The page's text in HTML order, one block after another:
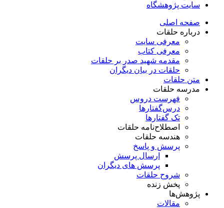
سایت پژوهشگاه
صفحه اصلی
درباره حلقات
معرفی سایت
معرفی کتاب
مقدمه شهید صدر بر حلقات
حلقات در بیان دیگران
متن حلقات
مدرسه حلقات
فهرست دروس
درس‌گفتار‌ها
تک گفتارها
اصطلاح‌نامه حلقات
هندسه حلقات
پرسش و پاسخ
ارسال پرسش
پرسش های دیگران
شروح حلقات
پخش زنده
پژوهش‌ها
مقالات